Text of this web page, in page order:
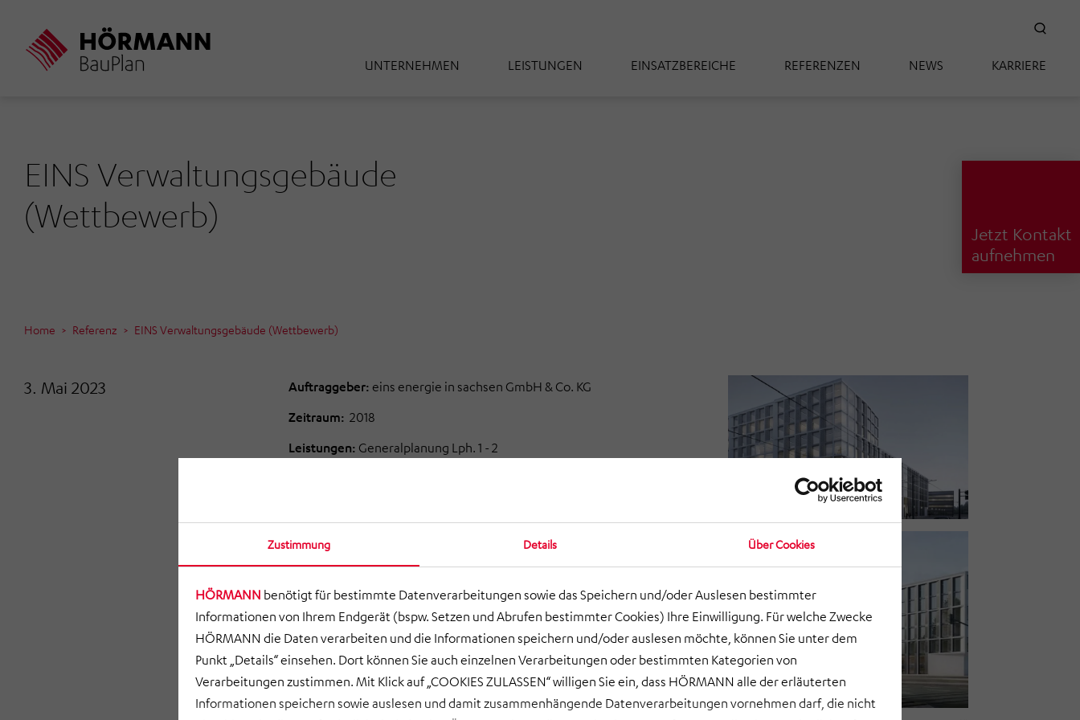
Zustimmung Details Über Cookies
HÖRMANN benötigt für bestimmte Datenverarbeitungen sowie das Speichern und/oder Auslesen bestimmter
Informationen von Ihrem Endgerät (bspw. Setzen und Abrufen bestimmter Cookies) Ihre Einwilligung. Für welche Zwecke
HÖRMANN die Daten verarbeiten und die Informationen speichern und/oder auslesen möchte, können Sie unter dem
Punkt „Details“ einsehen. Dort können Sie auch einzelnen Verarbeitungen oder bestimmten Kategorien von
Verarbeitungen zustimmen. Mit Klick auf „COOKIES ZULASSEN“ willigen Sie ein, dass HÖRMANN alle der erläuterten
Informationen speichern sowie auslesen und damit zusammenhängende Datenverarbeitungen vornehmen darf, die nicht
Inhalt
UNTERNEHMEN LEISTUNGEN EINSATZBEREICHE REFERENZEN NEWS KARRIERE
Jetzt Kontakt
aufnehmen
EINS Verwaltungsgebäude
(Wettbewerb)
Home Referenz EINS Verwaltungsgebäude (Wettbewerb)
3. Mai 2023 Auftraggeber: eins energie in sachsen GmbH & Co. KG
Zeitraum: 2018
Leistungen: Generalplanung Lph. 1 - 2
Auftraggeber sind die EINS, die Chemnitzer Stadtwerke, die über ein
Mietmodell ein repräsentatives Geschäftsgebäude nutzen möchten. Mit
dem Zweck der Konzentration aller Geschäftsbereiche und der
Integration eines neuen Kundenzentrums. Insgesamt entstehen 8.000 m²
Bürofläche und Meeting Räume. Hinzu kommen eine Betriebskantine
(540 m²), 1.600 m² Wohnfläche (Penthouse), 5.000 m² Gewerbefläche und
ein Parkhaus mit
einem Tiefgeschoss für insgesamt 350 Fahrzeuge.
HBP (AIC)hat sich bei dieser Ausschreibung in einer Bietergemeinschaft
(Projektentwickler, Architekt, Generalplaner) beteiligt. Es konnte der